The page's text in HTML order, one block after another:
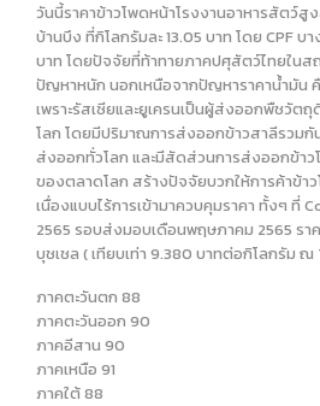
วันนี้ราคาข้าวโพดหน้าโรงงานอาหารสัตว์
บ้านบึง ที่กิโลกรัมละ 13.05 บาท โดย CPF บ
บาท โดยปัจจัยที่ท้าทายภาคปศุสัตว์ไทยในส
ปัญหาหนัก นอกเหนือจากปัญหาราคาน้ำมัน
เพราะรัสเซียและยูเครนเป็นผู้ส่งออกพืชวัต
โลก โดยมีปริมาณการส่งออกข้าวสาลีรวมกั
ส่งออกทั่วโลก และมีสัดส่วนการส่งออกข้าว
ของตลาดโลก สร้างปัจจัยบวกให้การค้าข้า
เนื่องแบบไร้การเข้ามาควบคุมราคา ทั้งๆ ที่
2565 รอบส่งมอบเดือนพฤษภาคม 2565 รา
บุชเชล ( เทียบเท่า 9.380 บาทต่อกิโลกรัม ณ
ภาคตะวันตก 88
ภาคตะวันออก 90
ภาคอีสาน 90
ภาคเหนือ 91
ภาคใต้ 88